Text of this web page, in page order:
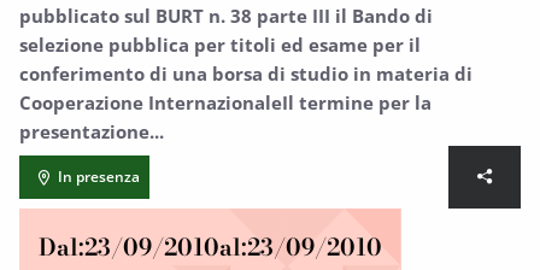
pubblicato sul BURT n. 38 parte III il Bando di
selezione pubblica per titoli ed esame per il
conferimento di una borsa di studio in materia di
Cooperazione InternazionaleIl termine per la
presentazione...
In presenza
Dal:23/09/2010al:23/09/2010